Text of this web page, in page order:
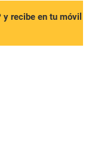
recibe en tu móvil